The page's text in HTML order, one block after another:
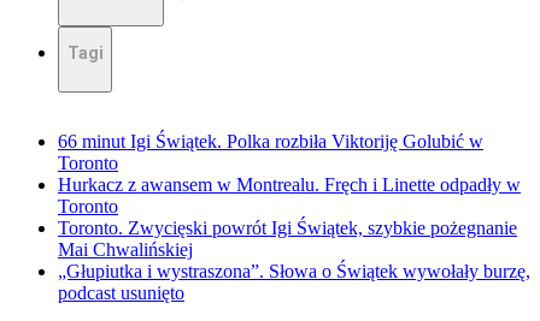
Tagi
66 minut Igi Świątek. Polka rozbiła Viktoriję Golubić w
Toronto
Hurkacz z awansem w Montrealu. Fręch i Linette odpadły w
Toronto
Toronto. Zwycięski powrót Igi Świątek, szybkie pożegnanie
Mai Chwalińskiej
„Głupiutka i wystraszona”. Słowa o Świątek wywołały burzę,
podcast usunięto